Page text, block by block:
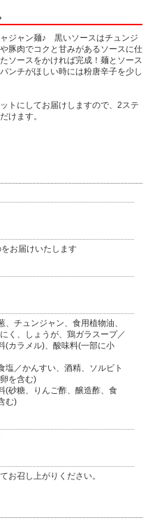
ジャン麺♪ 黒いソースはチュンジ
豚肉でコクと甘みがあるソースに仕
ソースをかければ完成！麺とソース
ンチがほしい時には粉唐辛子を少し
トにしてお届けしますので、2ステ
けます。
お届けいたします
チュンジャン、食用植物油、
く、しょうが、鶏ガラスープ／
(カラメル)、酸味料(一部に小
塩／かんすい、酒精、ソルビト
を含む)
(砂糖、りんご酢、醸造酢、食
む)
お召し上がりください。